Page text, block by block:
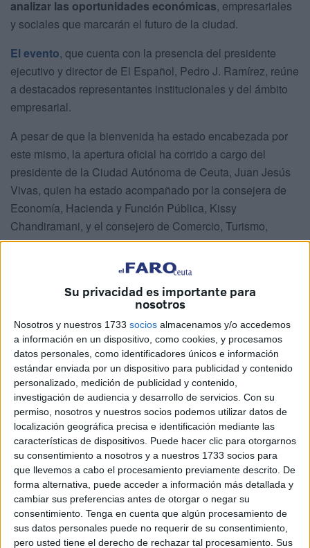
Su privacidad es importante para
nosotros
Nosotros y nuestros 1733 socios almacenamos y/o accedemos
a información en un dispositivo, como cookies, y procesamos
datos personales, como identificadores únicos e información
estándar enviada por un dispositivo para publicidad y contenido
personalizado, medición de publicidad y contenido,
investigación de audiencia y desarrollo de servicios. Con su
permiso, nosotros y nuestros socios podemos utilizar datos de
localización geográfica precisa e identificación mediante las
características de dispositivos. Puede hacer clic para otorgarnos
su consentimiento a nosotros y a nuestros 1733 socios para
que llevemos a cabo el procesamiento previamente descrito. De
forma alternativa, puede acceder a información más detallada y
cambiar sus preferencias antes de otorgar o negar su
consentimiento. Tenga en cuenta que algún procesamiento de
sus datos personales puede no requerir de su consentimiento,
pero usted tiene el derecho de rechazar tal procesamiento. Sus
analizar las oportunidades económicas, empresariales
y sociales que marcarán el futuro de la ciudad.
El evento, que cuenta con la presencia del presidente
ejecutivo y director de El Español, Pedro J. Ramírez, reúne
a destacados representantes institucionales y del ámbito
empresarial.
A pesar de que la bienvenida ha estado encabezada por
este mismo, la apertura oficial ha corrido a cargo del
presidente de la Ciudad Autónoma de Ceuta, Juan Jesús
Vivas, quien ha estado acompañado por la consejera de
Economía, Hacienda y Función Pública, Kissy
Chandiramani, y el consejero de Comercio, Turismo,
Empleo y Deporte, Nicola Cecchi.
Durantelas jornadas del 8 y 9 de octubre, a partir de las
10:00 horas, se abordarán los retos y oportunidades de la